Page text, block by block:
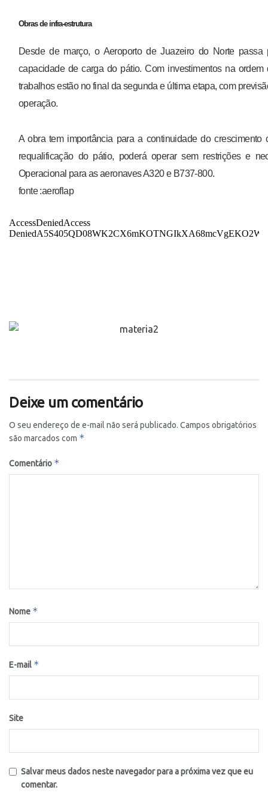
Obras de infra-estrutura
Desde de março, o Aeroporto de Juazeiro do Norte passa
capacidade de carga do pátio. Com investimentos na
trabalhos estão no final da segunda e última etapa, com
operação.
A obra tem importância para a continuidade do crescimento
requalificação do pátio, poderá operar sem restrições e
Operacional para as aeronaves A320 e B737-800.
fonte :aeroflap
Deixe um comentário
O seu endereço de e-mail não será publicado. Campos obrigatórios
são marcados com *
Comentário *
Nome *
E-mail *
Site
Salvar meus dados neste navegador para a próxima vez que eu
comentar.